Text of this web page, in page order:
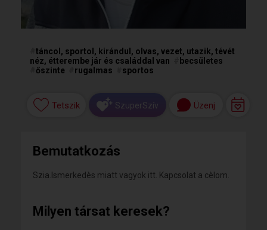
táncol, sportol, kirándul, olvas, vezet, utazik, tévét
néz, étterembe jár és családdal van
becsületes
őszinte rugalmas sportos
Tetszik SzuperSzív Üzenj
Bemutatkozás
Szia.Ismerkedès miatt vagyok itt. Kapcsolat a cèlom.
Milyen társat keresek?